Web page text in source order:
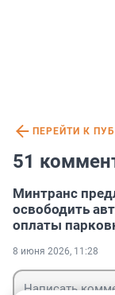
ПЕРЕЙТИ К
51
Минтранс
освободить
оплаты
8 июня 2026, 11:28